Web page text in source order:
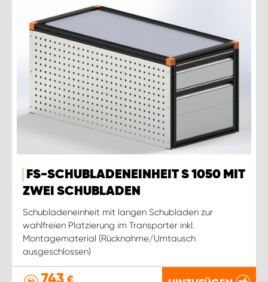
FS-SCHUBLADENEINHEIT S 1050 MIT
ZWEI SCHUBLADEN
Schubladeneinheit mit langen Schubladen zur
wahlfreien Platzierung im Transporter inkl.
Montagematerial (Rücknahme/Umtausch
ausgeschlossen)
743